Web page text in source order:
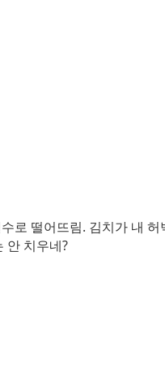
로 떨어뜨림. 김치가 내
안 치우네?